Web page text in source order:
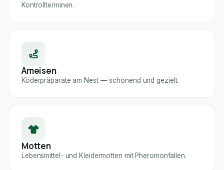
Kontrollterminen.
Ameisen
Köderpräparate am Nest — schonend und gezielt.
Motten
Lebensmittel- und Kleidermotten mit Pheromonfallen.